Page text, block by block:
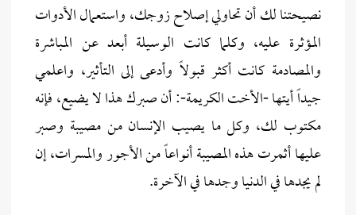
نصيحتنا لك أن تحاولي إصلاح زوجك، واستعمال الأدوات
المؤثرة عليه، وكلما كانت الوسيلة أبعد عن المباشرة
والمصادمة كانت أكثر قبولاً وأدعى إلى التأثير، واعلمي
جيداً أيتها -الأخت الكريمة-: أن صبرك هذا لا يضيع، فإنه
مكتوب لك، وكل ما يصيب الإنسان من مصيبة وصبر
عليها أثمرت هذه المصيبة أنواعاً من الأجور والمسرات، إن
لم يجدها في الدنيا وجدها في الآخرة.